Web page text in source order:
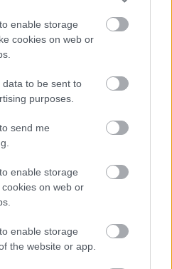
enable storage
cookies on web or
to be sent to
purposes.
send me
enable storage
on web or
enable storage
the website or app.